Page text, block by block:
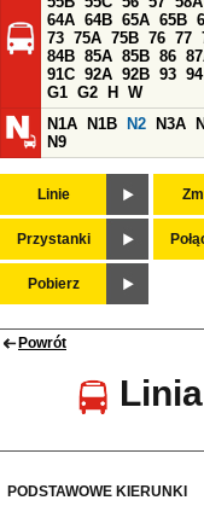
64A 64B 65A 65B
73 75A 75B 76 77
84B 85A 85B 86
91C 92A 92B 93 94
G1 G2 H
W
N1A
N1B N2 N3A
N9
Linie
Przystanki
Pobierz
Powrót
Linia
PODSTAWOWE KIERUNKI